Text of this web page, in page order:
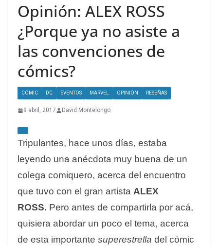
Opinión: ALEX ROSS
¿Porque ya no asiste a
las convenciones de
cómics?
CÓMIC DC EVENTOS MARVEL OPINIÓN RESEÑAS
9 abril, 2017 David Montelongo
Tripulantes, hace unos días, estaba
leyendo una anécdota muy buena de un
colega comiquero, acerca del encuentro
que tuvo con el gran artista ALEX
ROSS. Pero antes de compartirla por acá,
quisiera abordar un poco el tema, acerca
de esta importante superestrella del cómic